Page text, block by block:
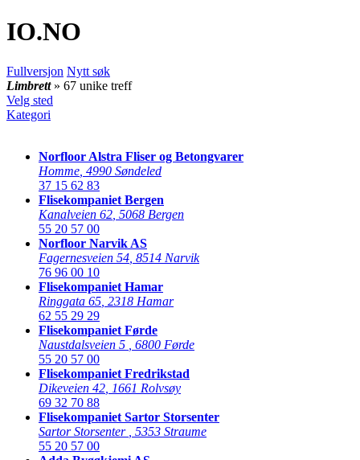
IO.NO
Fullversjon Nytt søk
Limbrett » 67 unike treff
Velg sted
Kategori
Norfloor Alstra Fliser og Betongvarer
Homme 4990 Søndeled
37 15 62 83
Flisekompaniet Bergen
Kanalveien 62 5068 Bergen
55 20 57 00
Norfloor Narvik AS
Fagernesveien 54 8514 Narvik
76 96 00 10
Flisekompaniet Hamar
Ringgata 65 2318 Hamar
62 55 29 29
Flisekompaniet Førde
Naustdalsveien 5
6800 Førde
55 20 57 00
Flisekompaniet Fredrikstad
Dikeveien 42 1661 Rolvsøy
69 32 70 88
Flisekompaniet Sartor Storsenter
Sartor Storsenter
5353 Straume
55 20 57 00